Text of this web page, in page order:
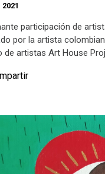
2021
participación de
por la artista
de artistas Art House